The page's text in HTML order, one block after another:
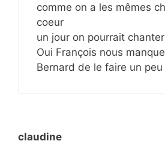
comme on a les mêmes
coeur
un jour on pourrait
Oui François nous
Bernard de le faire un peu
claudine